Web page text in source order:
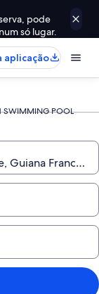
pode
só lugar.
aplicação
SWIMMING POOL